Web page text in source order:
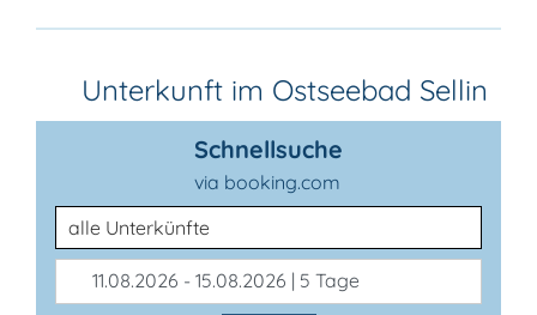
Unterkunft im Ostseebad Sellin
Schnellsuche
via booking.com
Unterkunftsart
11.08.2026 - 15.08.2026 | 5 Tage